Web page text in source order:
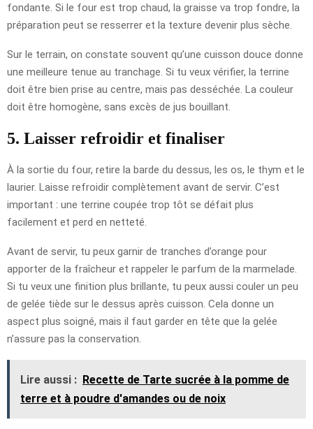
fondante. Si le four est trop chaud, la graisse va trop fondre, la
préparation peut se resserrer et la texture devenir plus sèche.
Sur le terrain, on constate souvent qu’une cuisson douce donne
une meilleure tenue au tranchage. Si tu veux vérifier, la terrine
doit être bien prise au centre, mais pas desséchée. La couleur
doit être homogène, sans excès de jus bouillant.
5. Laisser refroidir et finaliser
À la sortie du four, retire la barde du dessus, les os, le thym et le
laurier. Laisse refroidir complètement avant de servir. C’est
important : une terrine coupée trop tôt se défait plus
facilement et perd en netteté.
Avant de servir, tu peux garnir de tranches d’orange pour
apporter de la fraîcheur et rappeler le parfum de la marmelade.
Si tu veux une finition plus brillante, tu peux aussi couler un peu
de gelée tiède sur le dessus après cuisson. Cela donne un
aspect plus soigné, mais il faut garder en tête que la gelée
n’assure pas la conservation.
Lire aussi : Recette de Tarte sucrée à la pomme de
terre et à poudre d'amandes ou de noix